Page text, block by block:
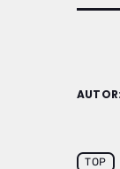
AUTOR:
TOP